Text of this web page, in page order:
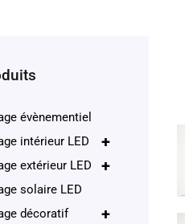
évènementiel
+
intérieur LED
+
extérieur LED
solaire LED
+
décoratif